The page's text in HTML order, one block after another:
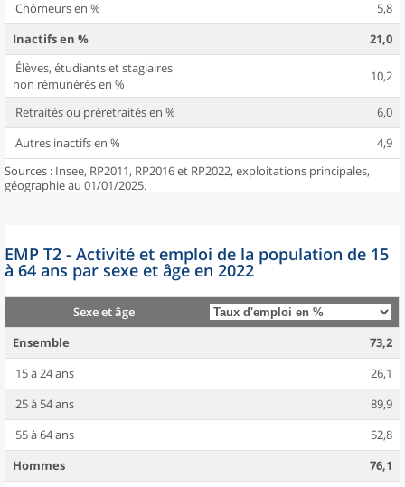
Chômeurs en %
5,8
Inactifs en %
21,0
Élèves, étudiants et stagiaires
non rémunérés en %
10,2
Retraités ou préretraités en %
6,0
Autres inactifs en %
4,9
Sources : Insee, RP2011, RP2016 et RP2022, exploitations principales,
géographie au 01/01/2025.
EMP T2 - Activité et emploi de la population de 15
à 64 ans par sexe et âge en 2022
Sexe et âge
Ensemble
73,2
15 à 24 ans
26,1
25 à 54 ans
89,9
55 à 64 ans
52,8
Hommes
76,1